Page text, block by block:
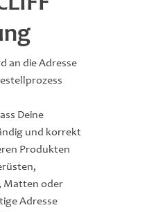
an die Adresse
Deine
und korrekt
Produkten
Matten oder
Adresse